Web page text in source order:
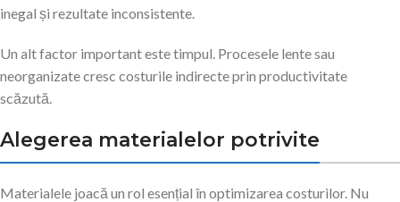
inegal și rezultate inconsistente.
Un alt factor important este timpul. Procesele lente sau
neorganizate cresc costurile indirecte prin productivitate
scăzută.
Alegerea materialelor potrivite
Materialele joacă un rol esențial în optimizarea costurilor. Nu